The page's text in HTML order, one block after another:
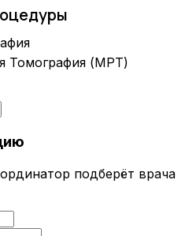
Томография (МРТ)
подберёт врача